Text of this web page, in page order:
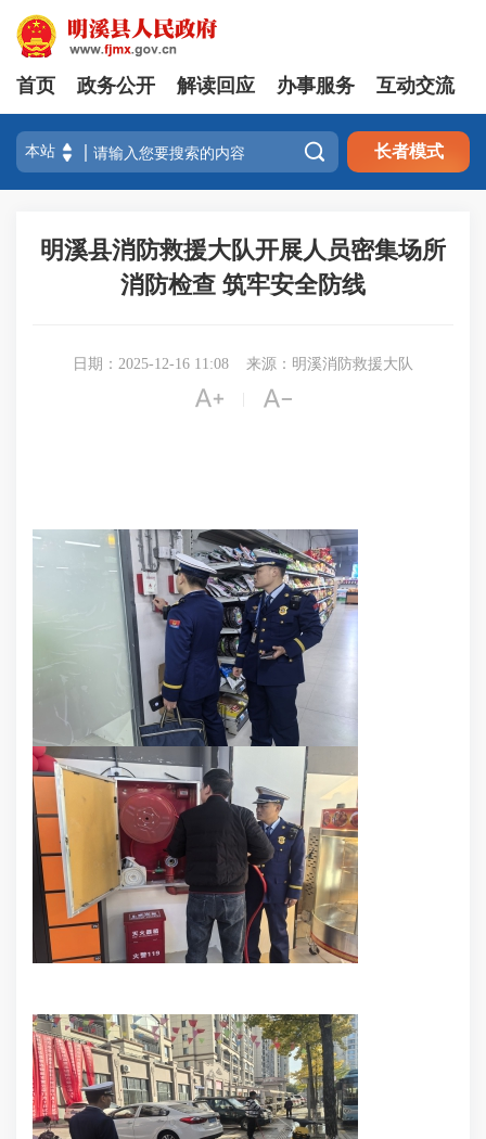
首页 政务公开 解读回应 办事服务 互动交流
 长者模式
明溪县消防救援大队开展人员密集场所
消防检查 筑牢安全防线
日期：2025-12-16 11:08 来源：明溪消防救援大队
 